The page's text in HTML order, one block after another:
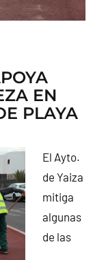
EN
PLAYA
El Ayto.
de Yaiza
mitiga
algunas
de las